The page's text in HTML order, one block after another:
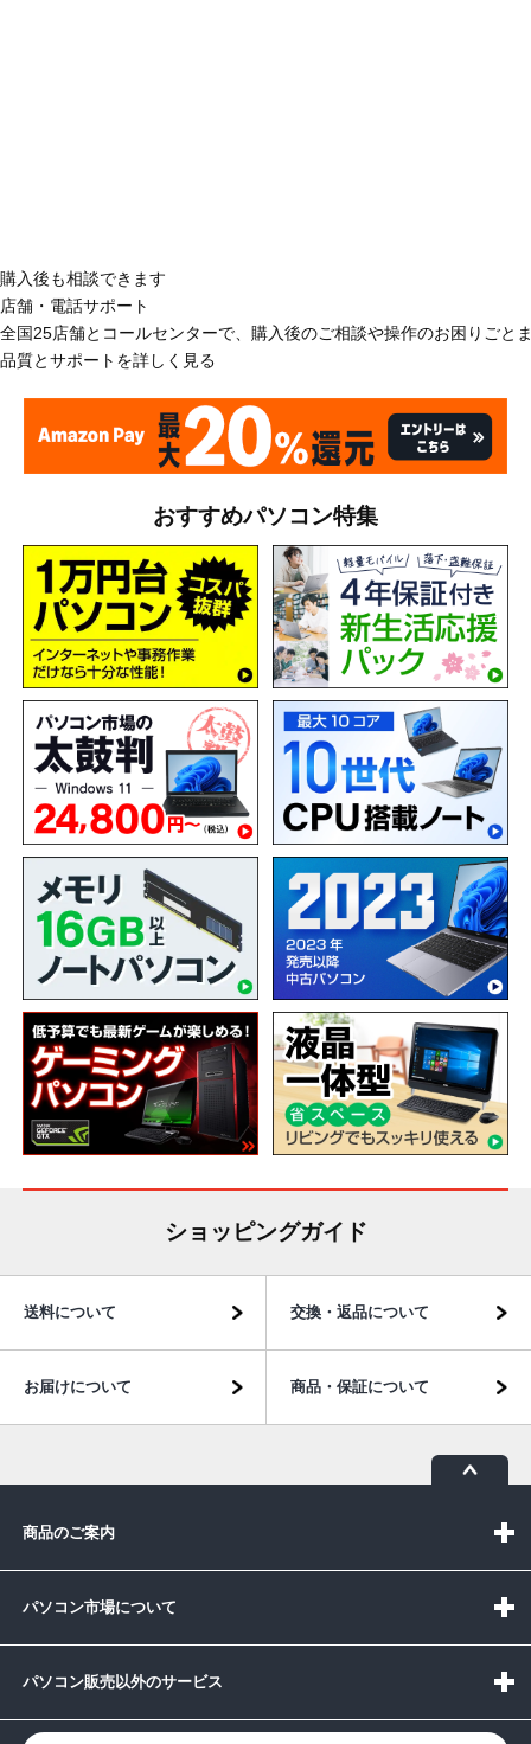
購入後も相談できます
店舗・電話サポート
全国25店舗とコールセンターで、購入後のご相談や操作のお困りごと
品質とサポートを詳しく見る
おすすめパソコン特集
ショッピングガイド
送料について 交換・返品について
お届けについて 商品・保証について
商品のご案内
パソコン市場について
パソコン販売以外のサービス